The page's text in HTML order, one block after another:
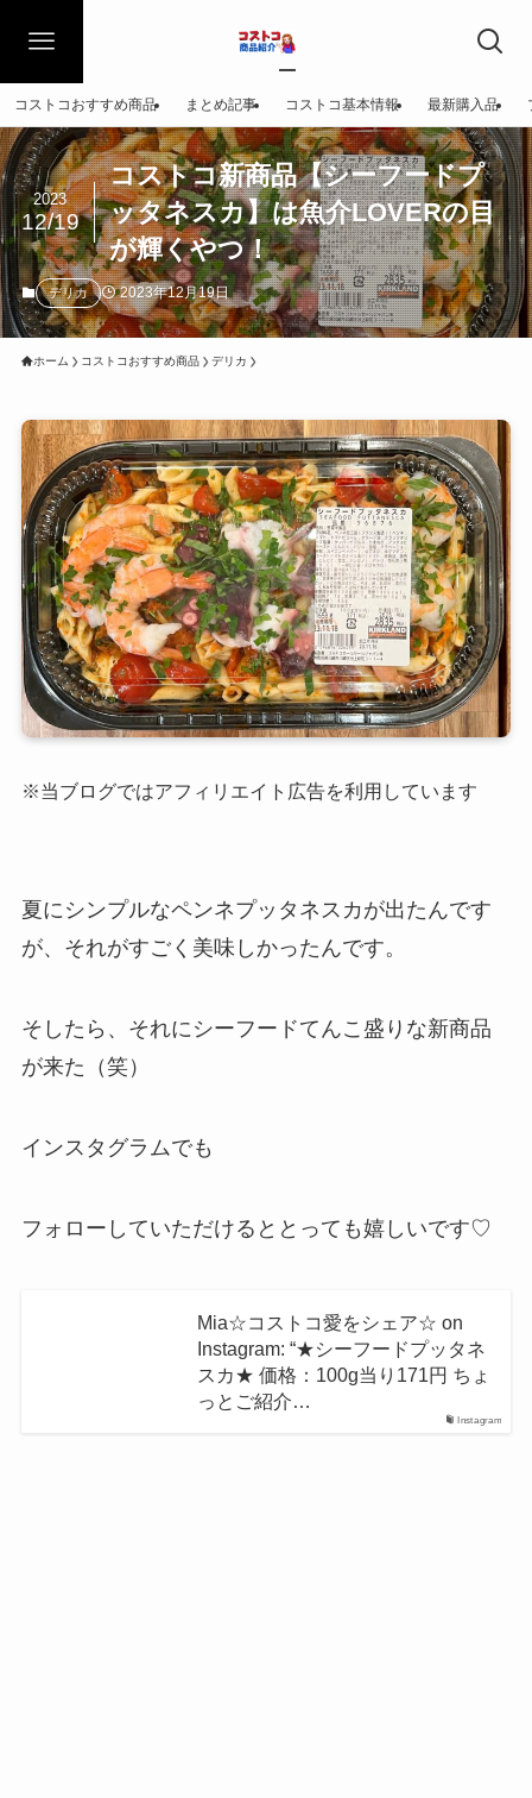
コストコおすすめ商品 まとめ記事 コストコ基本情報 最新購入品
コストコ新商品【シーフードプ
ッタネスカ】は魚介LOVERの目
が輝くやつ！
2023
12/19
デリカ 2023年12月19日
ホーム コストコおすすめ商品 デリカ
※当ブログではアフィリエイト広告を利用しています
夏にシンプルなペンネプッタネスカが出たんです
が、それがすごく美味しかったんです。
そしたら、それにシーフードてんこ盛りな新商品
が来た（笑）
インスタグラムでも
フォローしていただけるととっても嬉しいです♡
Instagram
Mia☆コストコ愛をシェア☆ on
Instagram: “★シーフードプッタネ
スカ★ 価格：100g当り171円 ちょ
っとご紹介…